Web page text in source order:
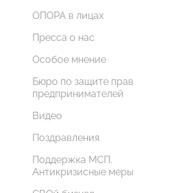
ОПОРА в лицах
Пресса о нас
Особое мнение
Бюро по защите прав
предпринимателей
Видео
Поздравления
Поддержка МСП.
Антикризисные меры